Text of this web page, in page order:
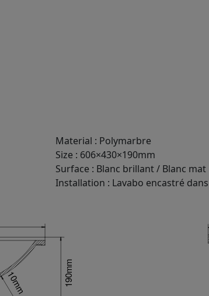
Material : Polymarbre
Size : 606×430×190mm
Surface : Blanc brillant / Blanc mat
Installation : Lavabo encastré